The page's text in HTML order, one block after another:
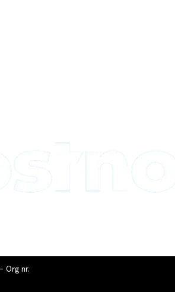
Org nr.